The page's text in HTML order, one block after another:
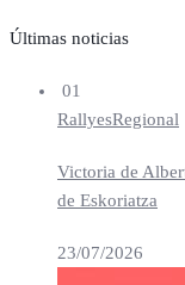
Últimas noticias
01
RallyesRegional
Victoria de
de Eskoriatza
23/07/2026